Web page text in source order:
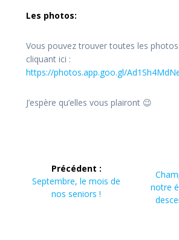
Les photos:
Vous pouvez trouver toutes les
cliquant ici :
https://photos.app.goo.gl/
J’espère qu’elles vous plairont 😉
de
l’article
Précédent :
Article
précédent :
Septembre, le mois de
nos seniors !
Article
notre